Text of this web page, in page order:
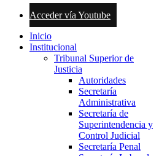
Acceder vía Youtube
Inicio
Institucional
Tribunal Superior de
Justicia
Autoridades
Secretaría
Administrativa
Secretaría de
Superintendencia y
Control Judicial
Secretaría Penal